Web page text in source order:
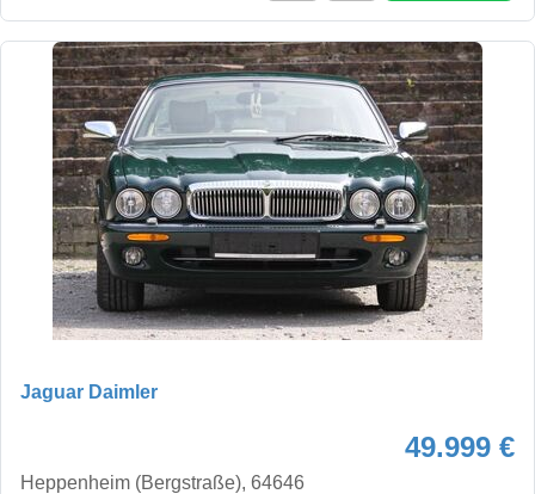
Jaguar Daimler
49.999 €
Heppenheim (Bergstraße), 64646